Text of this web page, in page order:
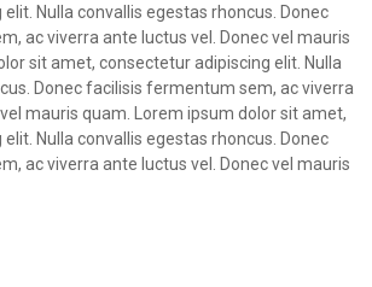
Nulla convallis egestas rhoncus. Donec
ac viverra ante luctus vel. Donec vel mauris
sit amet, consectetur adipiscing elit. Nulla
Donec facilisis fermentum sem, ac viverra
mauris quam. Lorem ipsum dolor sit amet,
Nulla convallis egestas rhoncus. Donec
ac viverra ante luctus vel. Donec vel mauris